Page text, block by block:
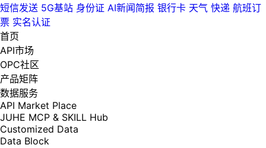
短信发送 5G基站 身份证 AI新闻简报 银行卡 天气 快递 航班订
票 实名认证
首页
API市场
OPC社区
产品矩阵
数据服务
API Market Place
JUHE MCP & SKILL Hub
Customized Data
Data Block